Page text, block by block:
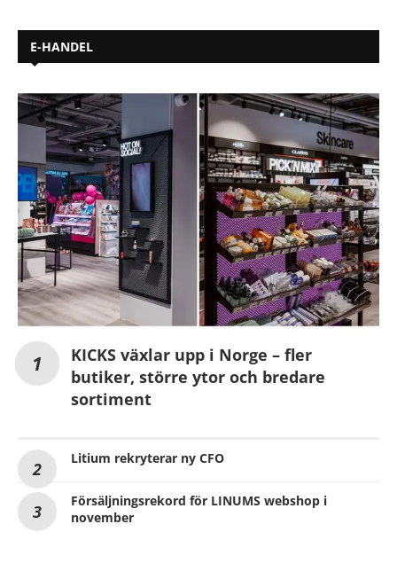
E-HANDEL
KICKS växlar upp i Norge – fler
butiker, större ytor och bredare
sortiment
Litium rekryterar ny CFO
Försäljningsrekord för LINUMS webshop i
november